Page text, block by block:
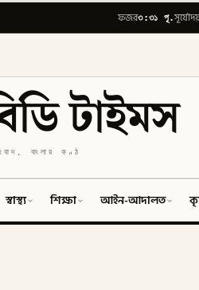
ফজর৩:৩১ পূ.
টাইমস
বাংলার কণ্ঠ
স্বাস্থ্য শিক্ষা আইন-আদালত